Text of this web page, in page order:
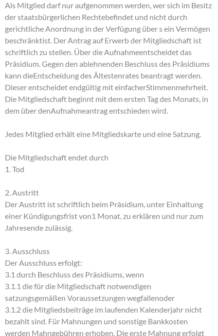
Als Mitglied darf nur aufgenommen werden, wer sich im Besitz
der staatsbürgerlichen Rechtebefindet und nicht durch
gerichtliche Anordnung in der Verfügung über s ein Vermögen
beschränktist. Der Antrag auf Erwerb der Mitgliedschaft ist
schriftlich zu stellen. Über die Aufnahmeentscheidet das
Präsidium. Gegen den ablehnenden Beschluss des Präsidiums
kann dieEntscheidung des Ältestenrates beantragt werden.
Dieser entscheidet endgültig mit einfacherStimmenmehrheit.
Die Mitgliedschaft beginnt mit dem ersten Tag des Monats, in
dem über denAufnahmeantrag entschieden wird.
Jedes Mitglied erhält eine Mitgliedskarte und eine Satzung.
Die Mitgliedschaft endet durch
1. Tod
2. Austritt
Der Austritt ist schriftlich beim Präsidium, unter Einhaltung
einer Kündigungsfrist von1 Monat, zu erklären und nur zum
Jahresende zulässig.
3. Ausschluss
Der Ausschluss erfolgt:
3.1 durch Beschluss des Präsidiums, wenn
3.1.1 die für die Mitgliedschaft notwendigen
satzungsgemäßen Voraussetzungen wegfallenoder
3.1.2 die Mitgliedsbeiträge im laufenden Kalenderjahr nicht
bezahlt sind. Für Mahnungen und sonstige Bankkosten
werden Mahngebühren erhoben. Die erste Mahnung erfolgt